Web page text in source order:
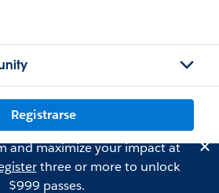
Registrarse
and maximize your impact at
three or more to unlock
$999 passes.